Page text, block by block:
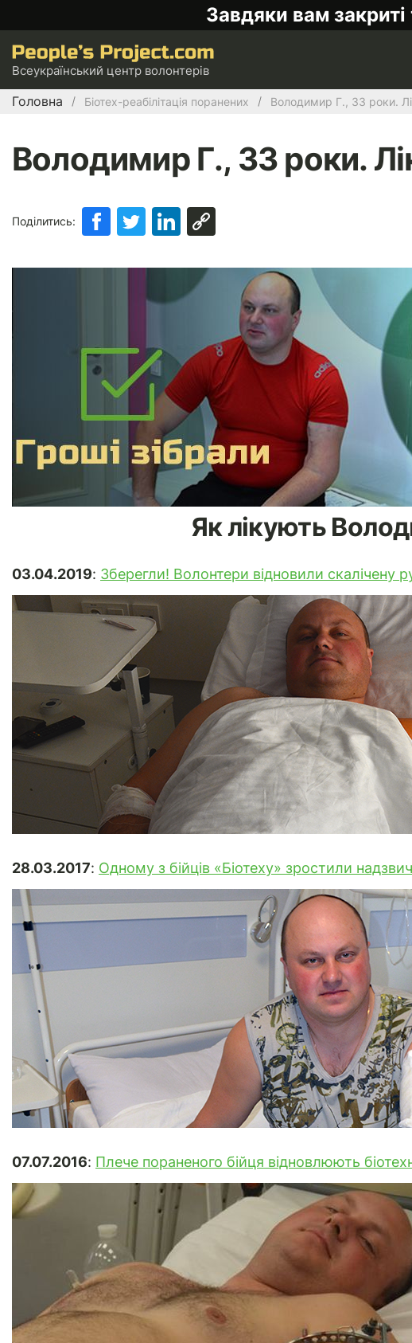
Завдяки вам закриті
Всеукраїнський центр волонтерів
Головна Біотех-реабілітація поранених Володимир Г., 33 роки.
Володимир Г., 33 роки.
Поділитись:
Як лікують
03.04.2019: Зберегли! Волонтери відновили скалічену
28.03.2017: Одному з бійців «Біотеху» зростили
07.07.2016: Плече пораненого бійця відновлюють